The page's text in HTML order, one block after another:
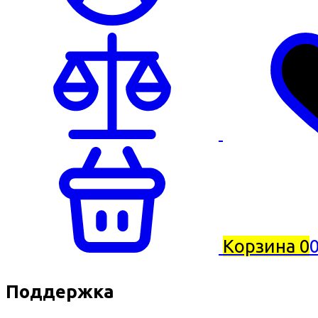
Корзина 0
Поддержка